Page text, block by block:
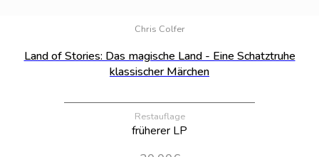
Chris Colfer
Land of Stories: Das magische Land - Eine Schatztruhe
klassischer Märchen
Restauflage
früherer LP